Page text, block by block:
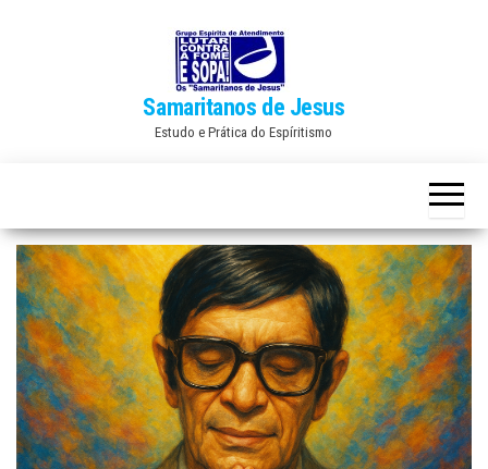
Samaritanos de Jesus
Estudo e Prática do Espíritismo